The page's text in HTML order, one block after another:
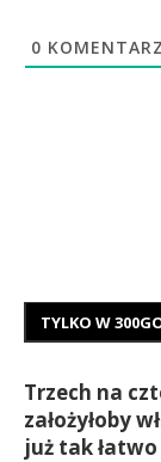
0
TYLKO W
Trzech na
założyłoby
już tak